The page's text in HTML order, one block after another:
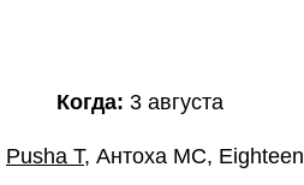
Когда: 3 августа
Pusha T, Антоха МС, Eighteen